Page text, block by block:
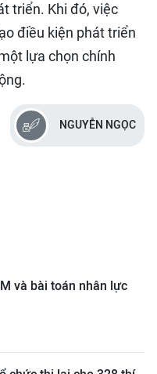
triển. Khi đó, việc
điều kiện phát triển
lựa chọn chính
NGUYỄN NGỌC
và bài toán nhân lực